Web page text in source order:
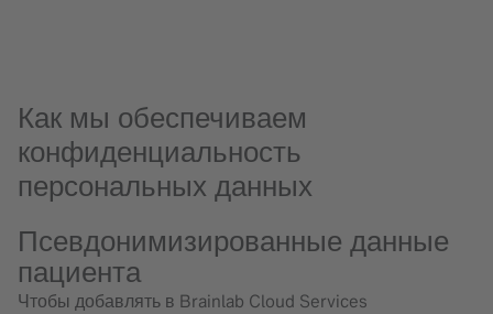
Как мы обеспечиваем
конфиденциальность
персональных данных
Псевдонимизированные данные
пациента
Чтобы добавлять в Brainlab Cloud Services